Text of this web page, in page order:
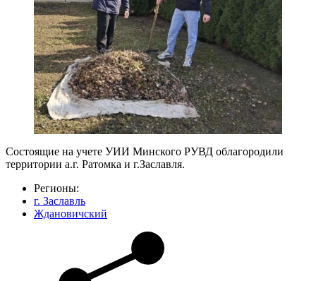
Состоящие на учете УИИ Минского РУВД облагородили
территории а.г. Ратомка и г.Заславля.
Регионы:
г. Заславль
Ждановичский